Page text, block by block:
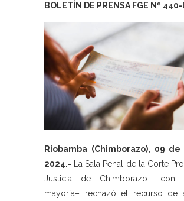
BOLETÍN DE PRENSA FGE Nº
Riobamba (Chimborazo), 09
2024.- La Sala Penal de la Corte
Justicia de Chimborazo
mayoría– rechazó el recurso de